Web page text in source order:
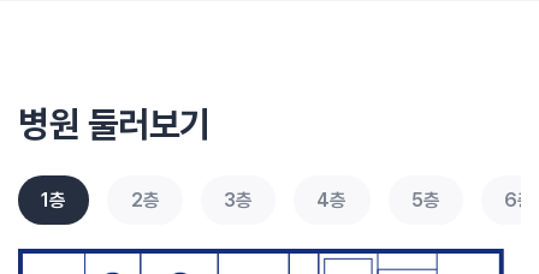
병원 둘러보기
1층 2층 3층 4층 5층 6층